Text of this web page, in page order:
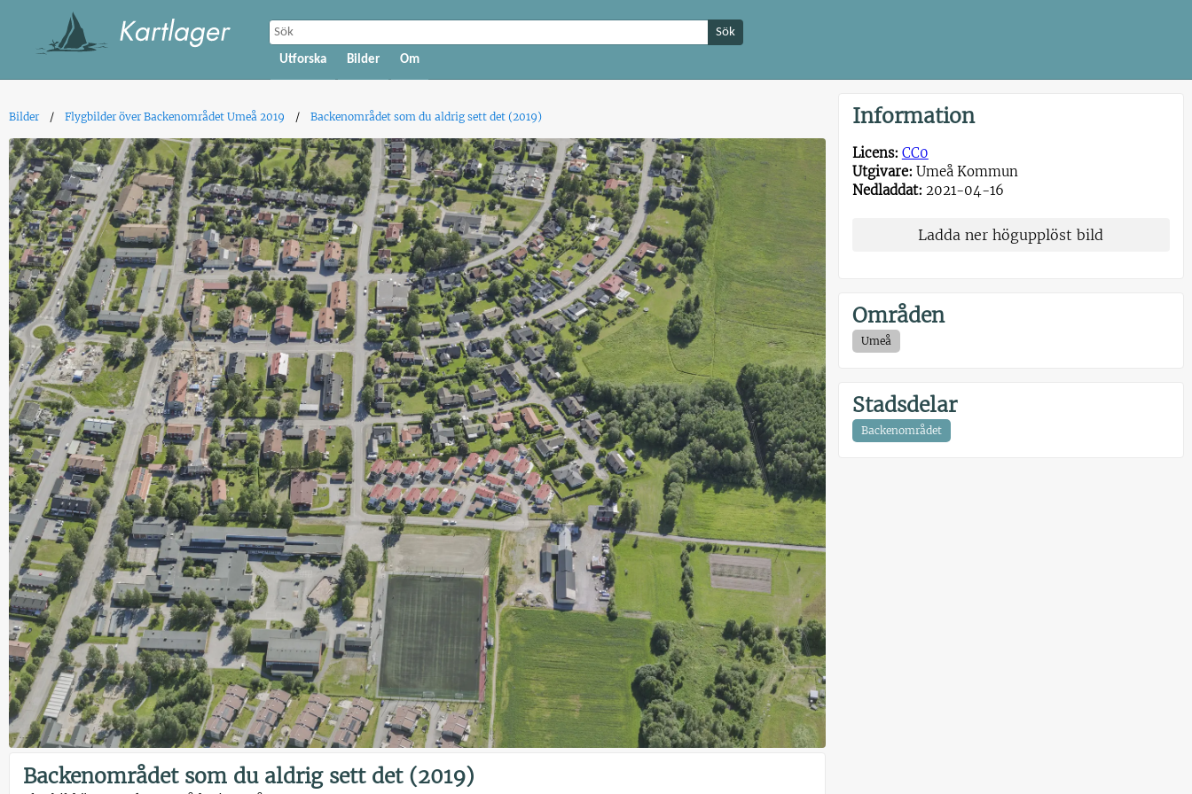
Sök
Utforska Bilder Om
Bilder Flygbilder över Backenområdet Umeå 2019 Backenområdet som du aldrig sett det (2019)
Backenområdet som du aldrig sett det (2019)
Information
Licens: CC0
Utgivare: Umeå Kommun
Nedladdat: 2021-04-16
Ladda ner högupplöst bild
Områden
Umeå
Stadsdelar
Backenområdet